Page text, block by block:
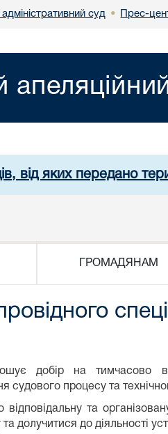
суд • Прес-
від яких передано
ГРОМАДЯНАМ
добір на тимчасово
судового процесу та
та
долучитися до діяльності